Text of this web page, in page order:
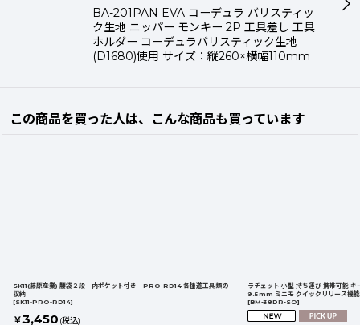
BA-201PAN EVA コーデュラ バリスティッ
ク生地 ニッパー モンキー 2P 工具差し 工具
ホルダー コーデュラバリスティック生地
(D1680)使用 サイズ：縦260×横幅110mm
この商品を買った人は、こんな商品も買っています
SK11(藤原産業) 腰袋２段 内ポケット付き PRO-RD14 各種道工具類の
収納
[SK11-PRO-RD14]
￥3,450 (税込)
ラチェット 小型 持ち運び 携帯可能
9.5mm ミニモ クイックリリース機
[BM-38DR-SO]